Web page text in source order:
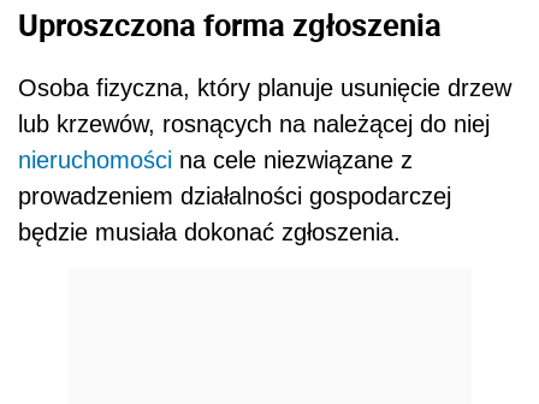
Uproszczona forma zgłoszenia
Osoba fizyczna, który planuje usunięcie drzew
lub krzewów, rosnących na należącej do niej
nieruchomości na cele niezwiązane z
prowadzeniem działalności gospodarczej
będzie musiała dokonać zgłoszenia.